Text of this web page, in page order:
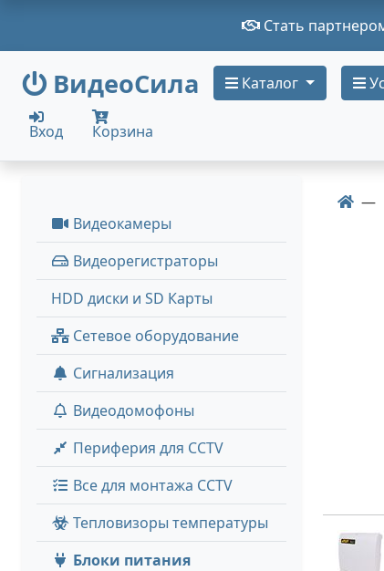
Стать
ВидеоСила Каталог
Вход Корзина
Видеокамеры
Видеорегистраторы
HDD диски и SD Карты
Сетевое оборудование
Сигнализация
Видеодомофоны
Периферия для CCTV
Все для монтажа CCTV
Тепловизоры температуры
Блоки питания